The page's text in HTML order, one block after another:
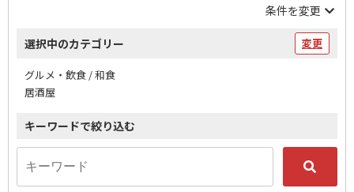
条件を変更
選択中のカテゴリー 変更
グルメ・飲食 / 和食
居酒屋
キーワードで絞り込む